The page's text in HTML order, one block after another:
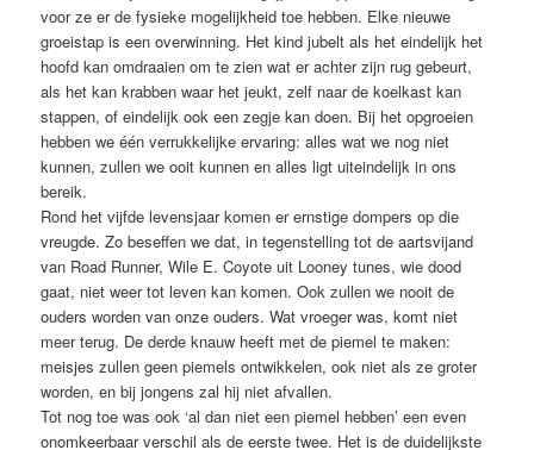
voor ze er de fysieke mogelijkheid toe hebben. Elke ­nieuwe
groeistap is een overwinning. Het kind jubelt als het eindelijk het
hoofd kan omdraaien om te zien wat er achter zijn rug gebeurt,
als het kan krabben waar het jeukt, zelf naar de koelkast kan
stappen, of eindelijk ook een zegje kan doen. Bij het opgroeien
hebben we één verrukkelijke ervaring: alles wat we nog niet
kunnen, zullen we ooit kunnen en ­alles ligt uiteindelijk in ons
bereik.
Rond het vijfde levensjaar komen er ernstige dompers op die
vreugde. Zo beseffen we dat, in tegenstelling tot de aartsvijand
van Road Runner, Wile E. Coyote uit Looney tunes, wie dood
gaat, niet weer tot leven kan komen. Ook zullen we nooit de
ouders worden van onze ouders. Wat vroeger was, komt niet
meer terug. De derde knauw heeft met de piemel te maken:
meisjes zullen geen piemels ontwikkelen, ook niet als ze groter
worden, en bij jongens zal hij niet afvallen.
Tot nog toe was ook ‘al dan niet een ­piemel hebben’ een even
onomkeerbaar verschil als de eerste twee. Het is de duidelijkste